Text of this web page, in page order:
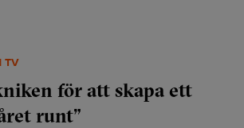
TV
för att skapa ett
runt”